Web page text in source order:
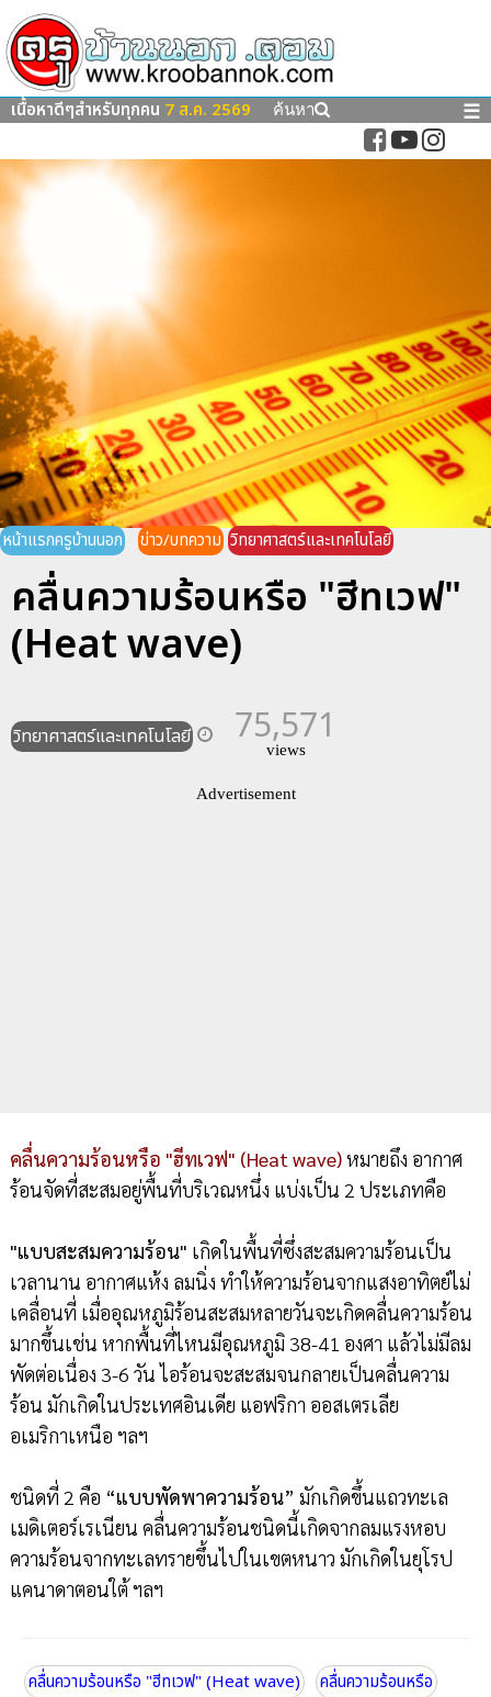
เนื้อหาดีๆสำหรับทุกคน 7 ส.ค. 2569 ค้นหา ☰
หน้าแรกครูบ้านนอก ข่าว/บทความ วิทยาศาสตร์และเทคโนโลยี
คลื่นความร้อนหรือ "ฮีทเวฟ"
(Heat wave)
วิทยาศาสตร์และเทคโนโลยี 75,571
views
Advertisement
คลื่นความร้อนหรือ "ฮีทเวฟ" (Heat wave)หมายถึง อากาศ
ร้อนจัดที่สะสมอยู่พื้นที่บริเวณหนึ่ง แบ่งเป็น 2 ประเภทคือ
"แบบสะสมความร้อน" เกิดในพื้นที่ซึ่งสะสมความร้อนเป็น
เวลานาน อากาศแห้ง ลมนิ่ง ทำให้ความร้อนจากแสงอาทิตย์ไม่
เคลื่อนที่ เมื่ออุณหภูมิร้อนสะสมหลายวันจะเกิดคลื่นความร้อน
มากขึ้นเช่น หากพื้นที่ไหนมีอุณหภูมิ 38-41 องศา แล้วไม่มีลม
พัดต่อเนื่อง 3-6 วัน ไอร้อนจะสะสมจนกลายเป็นคลื่นความ
ร้อน มักเกิดในประเทศอินเดีย แอฟริกา ออสเตรเลีย
อเมริกาเหนือ ฯลฯ
ชนิดที่ 2 คือ “แบบพัดพาความร้อน” มักเกิดขึ้นแถวทะเล
เมดิเตอร์เรเนียน คลื่นความร้อนชนิดนี้เกิดจากลมแรงหอบ
ความร้อนจากทะเลทรายขึ้นไปในเขตหนาว มักเกิดในยุโรป
แคนาดาตอนใต้ ฯลฯ
คลื่นความร้อนหรือ "ฮีทเวฟ" (Heat wave)
คลื่นความร้อนหรือ